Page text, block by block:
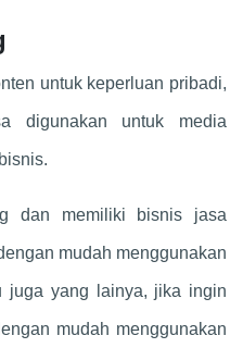
untuk keperluan pribadi,
digunakan untuk media
dan memiliki bisnis jasa
mudah menggunakan
juga yang lainya, jika ingin
mudah menggunakan